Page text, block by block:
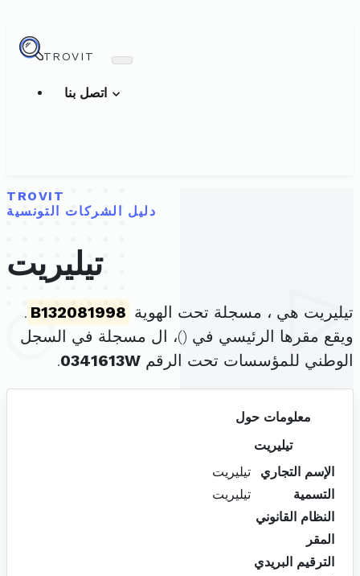
TROVIT
TROVIT
دليل الشركات التونسية
تيليريت
تيليريت هي ، مسجلة تحت الهوية B132081998
.
ويقع مقرها الرئيسي في ()، ال مسجلة في السجل
الوطني للمؤسسات تحت الرقم 0341613W
.
معلومات حول
تيليريت
الإسم التجاري
تيليريت
التسمية
تيليريت
النظام القانوني
المقر
الترقيم البريدي